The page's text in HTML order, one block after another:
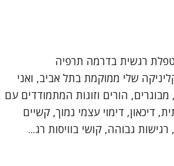
רגשית בדרמה תרפיה
שלי ממוקמת בתל אביב, ואני
הורים וזוגות המתמודדים עם
דיכאון, דימוי עצמי נמוך, קשיים
גבוהה, קושי בוויסות רג...